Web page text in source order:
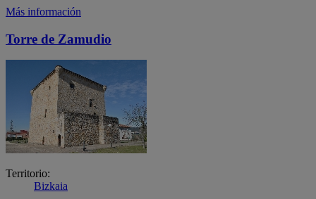
Más información
Torre de Zamudio
Territorio:
Bizkaia